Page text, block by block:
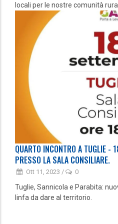
locali per le nostre comunità
QUARTO INCONTRO A TUGLIE -
PRESSO LA SALA CONSILIARE.
Ott 11, 2023 / 0
Tuglie, Sannicola e Parabita:
linfa da dare al territorio.